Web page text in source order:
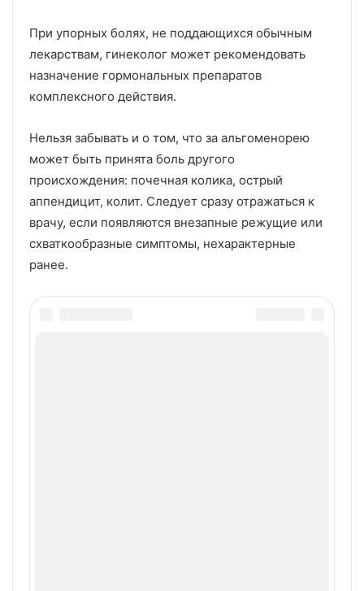
При упорных болях, не поддающихся обычным
лекарствам, гинеколог может рекомендовать
назначение гормональных препаратов
комплексного действия.
Нельзя забывать и о том, что за альгоменорею
может быть принята боль другого
происхождения: почечная колика, острый
аппендицит, колит. Следует сразу отражаться к
врачу, если появляются внезапные режущие или
схваткообразные симптомы, нехарактерные
ранее.